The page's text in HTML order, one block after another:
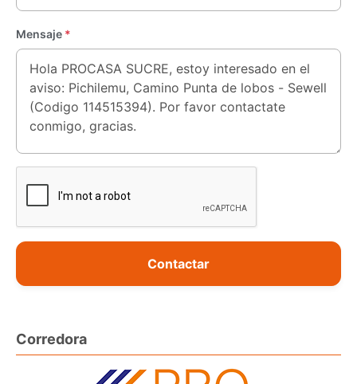
Mensaje *
Contactar
Corredora